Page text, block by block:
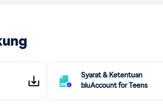
Syarat & Ketentuan
bluAccount for Teens